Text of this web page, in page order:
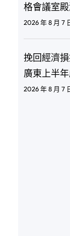
格會議室
2026 年 8 月 7
挽回經濟
廣東上半
2026 年 8 月 7